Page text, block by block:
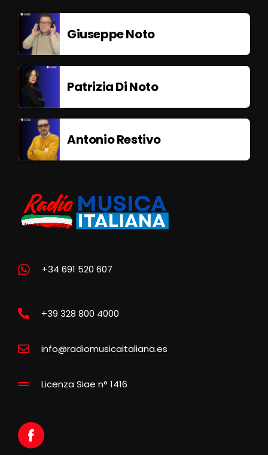
Giuseppe Noto
Patrizia Di Noto
Antonio Restivo
+34 691 520 607
+39 328 800 4000
info@radiomusicaitaliana.es
Licenza Siae n° 1416